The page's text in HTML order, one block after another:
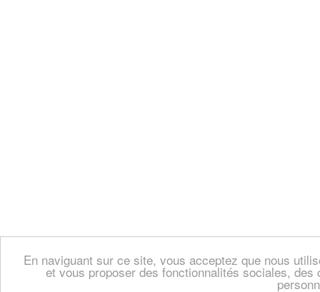
En naviguant sur ce site, vous acceptez que nous
et vous proposer des fonctionnalités sociales,